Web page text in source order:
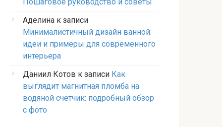
Аделина к записи
Минималистичный дизайн ванной:
идеи и примеры для современного
интерьера
Даниил Котов к записи Как
выглядит магнитная пломба на
водяной счетчик: подробный обзор
с фото